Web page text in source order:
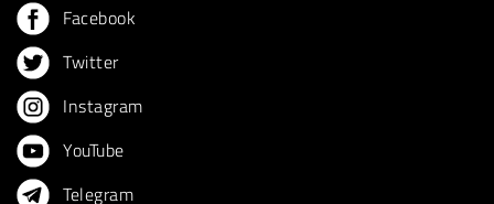
Facebook
Twitter
Instagram
YouTube
Telegram